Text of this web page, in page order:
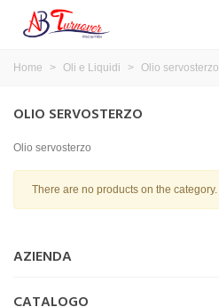
Home > Oli e Liquidi > Olio servosterzo
OLIO SERVOSTERZO
Olio servosterzo
There are no products on the category.
AZIENDA